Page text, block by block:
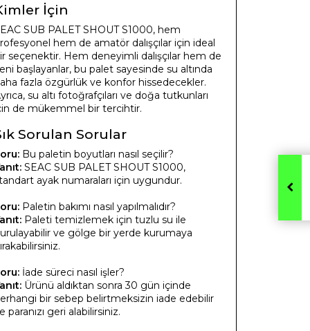
İçin
SUB PALET SHOUT S1000, hem
hem de amatör dalışçılar için ideal
seçenektir. Hem deneyimli dalışçılar hem de
başlayanlar, bu palet sayesinde su altında
fazla özgürlük ve konfor hissedecekler.
su altı fotoğrafçıları ve doğa tutkunları
de mükemmel bir tercihtir.
Sorulan Sorular
Bu paletin boyutları nasıl seçilir?
SEAC SUB PALET SHOUT S1000,
ayak numaraları için uygundur.
Paletin bakımı nasıl yapılmalıdır?
Paleti temizlemek için tuzlu su ile
ve gölge bir yerde kurumaya
İade süreci nasıl işler?
Ürünü aldıktan sonra 30 gün içinde
bir sebep belirtmeksizin iade edebilir
paranızı geri alabilirsiniz.